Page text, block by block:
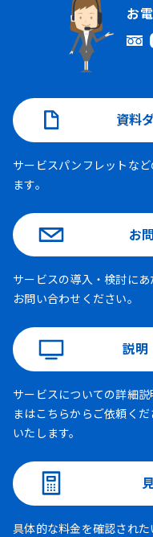
お
資料
サービスパンフレットな
ます。
お
サービスの導入・検討に
お問い合わせください。
説明
サービスについての詳細
まはこちらからご依頼く
いたします。
具体的な料金を確認され